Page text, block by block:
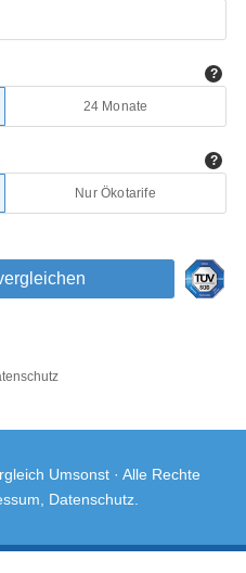
Umsonst· Alle Rechte
Datenschutz